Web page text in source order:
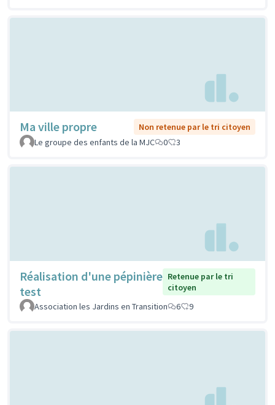
Ma ville propre
Non retenue par le tri citoyen
Le groupe des enfants de la MJC
0 3
Réalisation d'une pépinière
test
Retenue par le tri
citoyen
Association les Jardins en Transition
6 9